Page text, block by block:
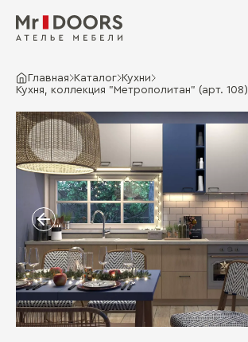
Главная Каталог Кухни
Кухня, коллекция "Метрополитан" (арт. 108)